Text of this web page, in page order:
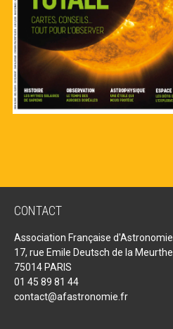
CONTACT
Association Française d'Astronomie
17, rue Emile Deutsch de la Meurthe
75014 PARIS
01 45 89 81 44
contact@afastronomie.fr